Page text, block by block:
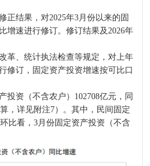
结果，对2025年3月份以来的固
增速进行修订。修订结果及2026年
、统计执法检查等规定，对上年
修订，固定资产投资增速按可比口
资（不含农户）102708亿元，同
，详见附注7）。其中，民间固定
比看，3月份固定资产投资（不含